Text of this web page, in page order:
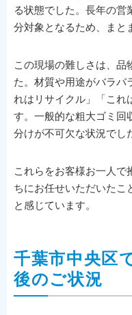
る状態でした。長年の営
分対象となるため、まと
この現場の難しさは、品
た。材質や用途がバラバ
れはリサイクル」「これ
す。一般的な粗大ゴミ回
分けが不可欠な状況でし
これらをお客様お一人で
ちにお任せいただいたこ
と感じています。
千葉市中央区
後のご状況